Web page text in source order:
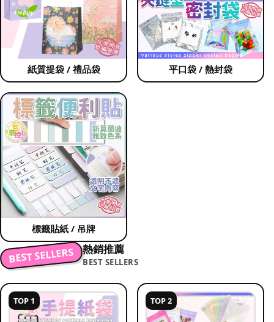
紙質提袋 / 禮品袋 平口袋 / 熱封袋
標籤貼紙 / 吊牌
BEST SELLERS 熱銷推薦
BEST SELLERS
TOP 1 TOP 2